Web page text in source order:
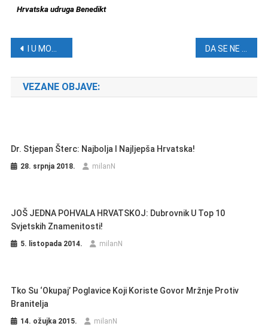
Hrvatska udruga Benedikt
Navigacija objava
I U MOM GRADU VUKOVAR SVIJETLI: Vuka DA SE NE ZABORAVI: Oslobađanje grada Lipika, 5. i 6. prosinca 1991.
VEZANE OBJAVE:
Dr. Stjepan Šterc: Najbolja I Najljepša Hrvatska!
28. srpnja 2018. milanN
JOŠ JEDNA POHVALA HRVATSKOJ: Dubrovnik U Top 10
Svjetskih Znamenitosti!
5. listopada 2014. milanN
Tko Su ‘Okupaj’ Poglavice Koji Koriste Govor Mržnje Protiv
Branitelja
14. ožujka 2015. milanN